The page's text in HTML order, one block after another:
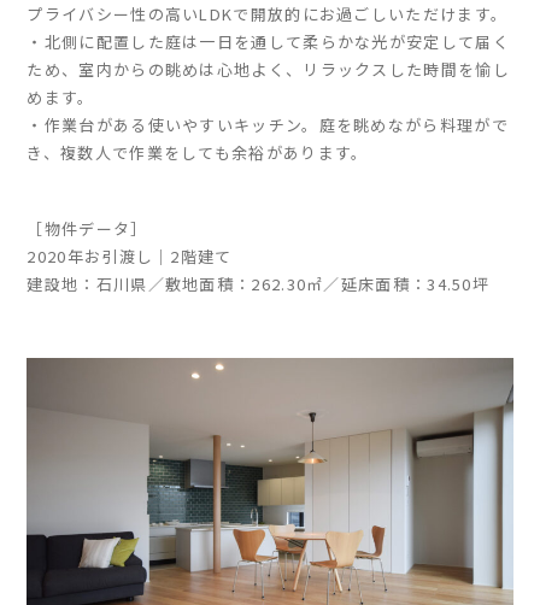
プライバシー性の高いLDKで開放的にお過ごしいただけます。
・北側に配置した庭は一日を通して柔らかな光が安定して届く
ため、室内からの眺めは心地よく、リラックスした時間を愉し
めます。
・作業台がある使いやすいキッチン。庭を眺めながら料理がで
き、複数人で作業をしても余裕があります。
［物件データ］
2020年お引渡し｜2階建て
建設地：石川県／敷地面積：262.30㎡／延床面積：34.50坪